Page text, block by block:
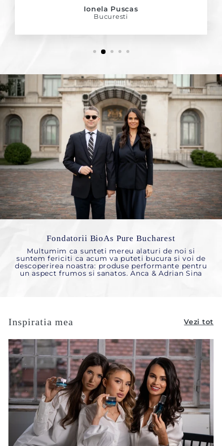
Ionela Puscas
Bucuresti
Fondatorii BioAs Pure Bucharest
Multumim ca sunteti mereu alaturi de noi si
suntem fericiti ca acum va puteti bucura si voi de
descoperirea noastra: produse performante pentru
un aspect frumos si sanatos. Anca & Adrian Sina
Inspiratia mea Vezi tot